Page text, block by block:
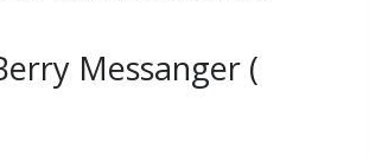
Messanger (